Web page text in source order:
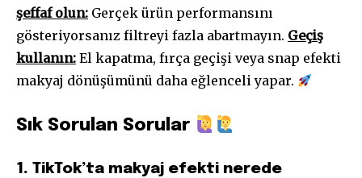
şeffaf olun: Gerçek ürün performansını
gösteriyorsanız filtreyi fazla abartmayın. Geçiş
kullanın: El kapatma, fırça geçişi veya snap efekti
makyaj dönüşümünü daha eğlenceli yapar.
Sık Sorulan Sorular
1. TikTok’ta makyaj efekti nerede